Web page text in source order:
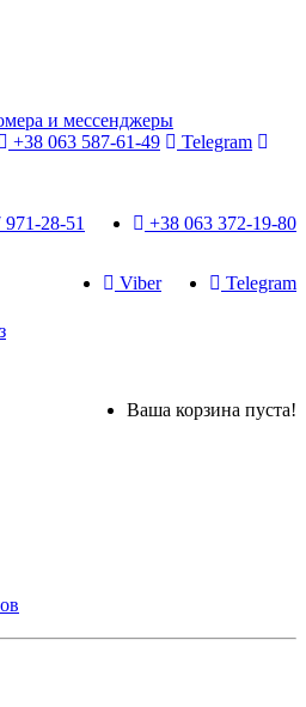
и мессенджеры
+38 063 587-61-49
Telegram
+38 063 372-19-80
28-51
Telegram
Viber
Ваша корзина пуста!